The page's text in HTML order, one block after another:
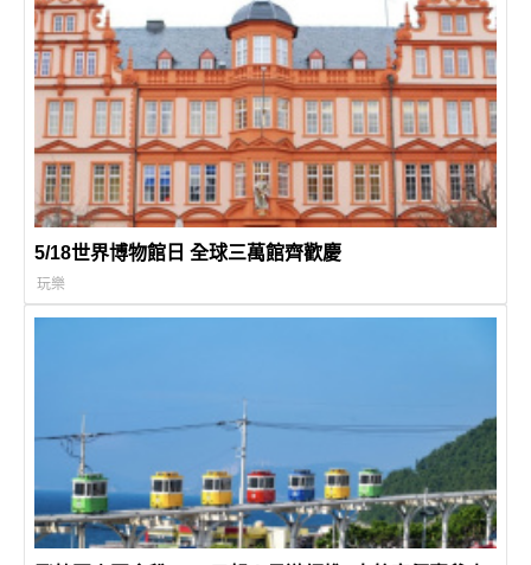
5/18世界博物館日 全球三萬館齊歡慶
玩樂